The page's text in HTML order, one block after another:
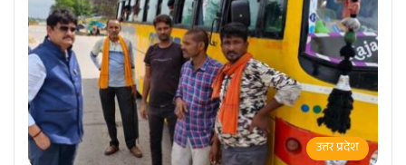
उत्तर प्रदेश